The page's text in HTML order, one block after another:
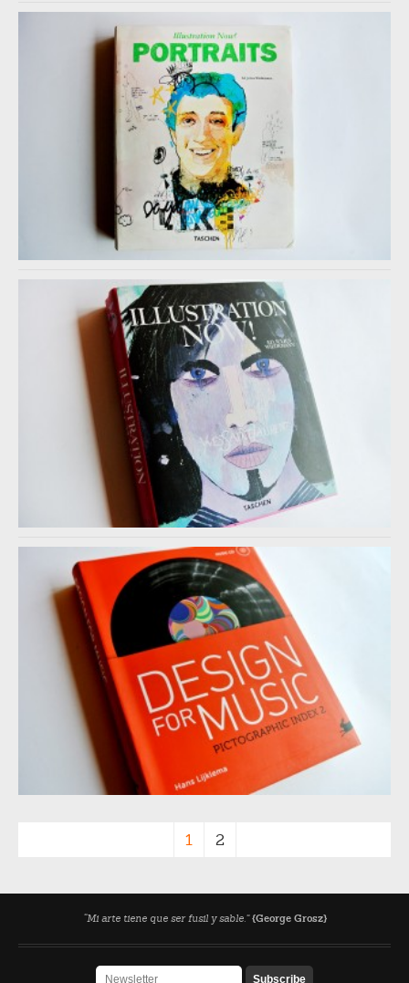
1 2
“Mi arte tiene que ser fusil y sable.”{George Grosz}